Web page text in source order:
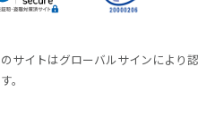
サイトはグローバルサインにより
。